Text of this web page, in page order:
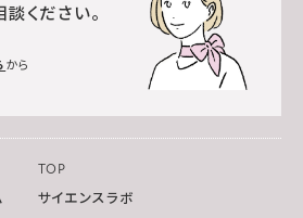
ください。
から
TOP
サイエンスラボ